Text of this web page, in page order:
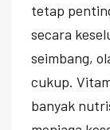
tetap
secara
seimbang,
cukup.
banyak